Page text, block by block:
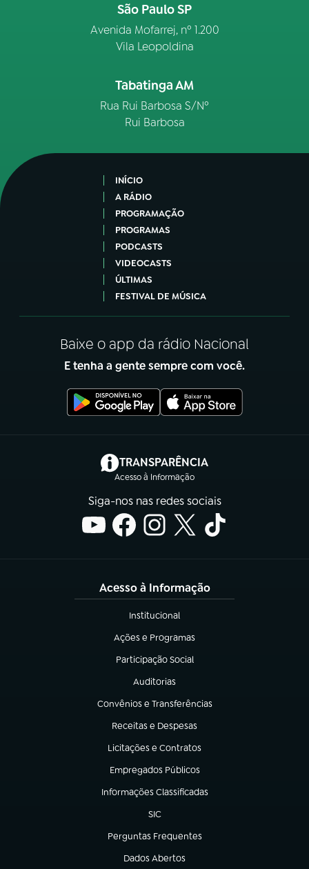
São Paulo SP
Avenida Mofarrej, nº 1.200
Vila Leopoldina
Tabatinga AM
Rua Rui Barbosa S/Nº
Rui Barbosa
INÍCIO
A RÁDIO
PROGRAMAÇÃO
PROGRAMAS
PODCASTS
VIDEOCASTS
ÚLTIMAS
FESTIVAL DE MÚSICA
Baixe o app da rádio Nacional
E tenha a gente sempre com você.
TRANSPARÊNCIA
Acesso à Informação
(abre em nova aba)
Siga-nos nas redes sociais
Acesso à Informação
Institucional
(abre em nova aba)
Ações e Programas
(abre em nova aba)
Participação Social
(abre em nova aba)
Auditorias
(abre em nova aba)
Convênios e Transferências
(abre em nova aba)
Receitas e Despesas
(abre em nova aba)
Licitações e Contratos
(abre em nova aba)
Empregados Públicos
(abre em nova aba)
Informações Classificadas
(abre em nova aba)
SIC
(abre em nova aba)
Perguntas Frequentes
(abre em nova aba)
Dados Abertos
(abre em nova aba)